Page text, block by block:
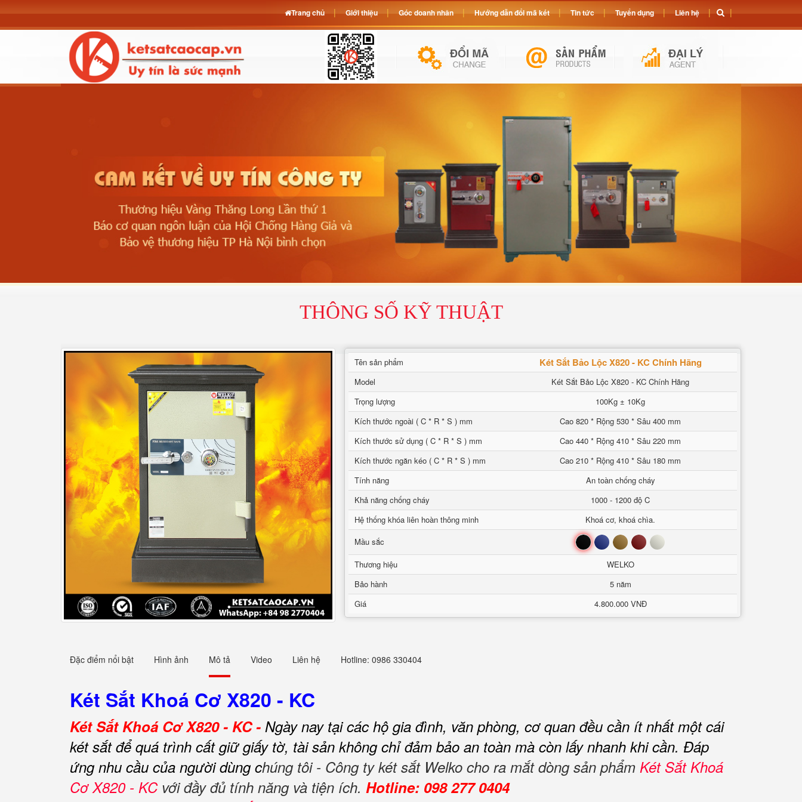
THÔNG SỐ KỸ THUẬT
Tên sản phẩm Két Sắt Bảo Lộc X820 - KC Chính Hãng
Model
Két Sắt Bảo Lộc X820 - KC Chính Hãng
Trọng lượng
100Kg ± 10Kg
Kích thước ngoài ( C * R * S ) mm
Cao 820 * Rộng 530 * Sâu 400 mm
Kích thước sử dụng ( C * R * S ) mm
Cao 440 * Rộng 410 * Sâu 220 mm
Kích thước ngăn kéo ( C * R * S ) mm
Cao 210 * Rộng 410 * Sâu 180 mm
Tính năng
An toàn chống cháy
Khả năng chống cháy
1000 - 1200 độ C
Hệ thống khóa liên hoàn thông minh
Khoá cơ, khoá chìa.
Mầu sắc
Đen Xanh Nâu Đỏ Trắng
Thương hiệu
WELKO
Bảo hành
5 năm
Giá
4.800.000 VNĐ
Đặc điểm nổi bật Hình ảnh Mô tả Video Liên hệ Hotline: 0986 330404
Két Sắt Khoá Cơ X820 - KC
Két Sắt Khoá Cơ X820 - KC - Ngày nay tại các hộ gia đình, văn phòng, cơ quan đều cần ít nhất một cái
két sắt để quá trình cất giữ giấy tờ, tài sản không chỉ đảm bảo an toàn mà còn lấy nhanh khi cần. Đáp
ứng nhu cầu của người dùng chúng tôi - Công ty két sắt Welko cho ra mắt dòng sản phẩm Két Sắt Khoá
Cơ X820 - KCvới đầy đủ tính năng và tiện ích. Hotline: 098 277 0404
Trang chủ Giới thiệu Góc doanh nhân Hướng dẫn đổi mã két Tin tức Tuyển dụng Liên hệ